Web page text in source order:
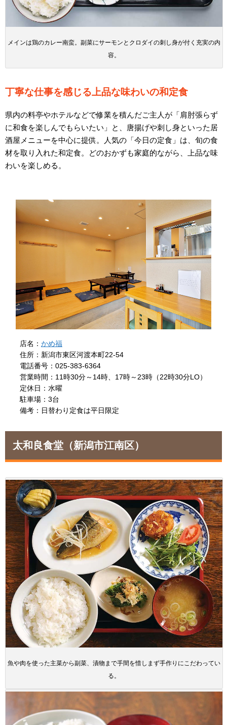
メインは鶏のカレー南蛮。副菜にサーモンとクロダイの刺し身が付く充実の内
容。
丁寧な仕事を感じる上品な味わいの和定食
県内の料亭やホテルなどで修業を積んだご主人が「肩肘張らず
に和食を楽しんでもらいたい」と、唐揚げや刺し身といった居
酒屋メニューを中心に提供。人気の「今日の定食」は、旬の食
材を取り入れた和定食。どのおかずも家庭的ながら、上品な味
わいを楽しめる。
店名： かめ福
住所：新潟市東区河渡本町22-54
電話番号：025-383-6364
営業時間：11時30分～14時、17時～23時（22時30分LO）
定休日：水曜
駐車場：3台
備考：日替わり定食は平日限定
太和良食堂 （新潟市江南区）
魚や肉を使った主菜から副菜、漬物まで手間を惜しまず手作りにこだわってい
る。